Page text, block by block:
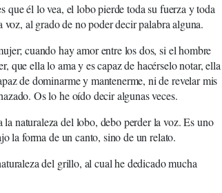
que él lo vea, el lobo pierde toda su fuerza y toda
al grado de no poder decir palabra alguna.
cuando hay amor entre los dos, si el hombre
que ella lo ama y es capaz de hacérselo notar, ella
de dominarme y mantenerme, ni de revelar mis
Os lo he oído decir algunas veces.
naturaleza del lobo, debo perder la voz. Es uno
la forma de un canto, sino de un relato.
del grillo, al cual he dedicado mucha